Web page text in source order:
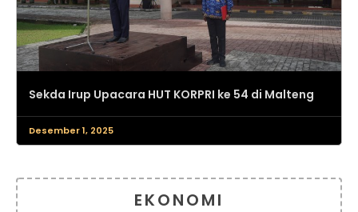
Sekda Irup Upacara HUT KORPRI ke 54 di Malteng
Desember 1, 2025
EKONOMI